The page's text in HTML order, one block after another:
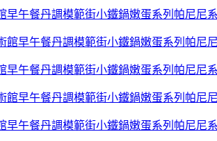
早午餐丹調模範街小鐵鍋嫩蛋系列帕尼尼
早午餐丹調模範街小鐵鍋嫩蛋系列帕尼尼
早午餐丹調模範街小鐵鍋嫩蛋系列帕尼尼